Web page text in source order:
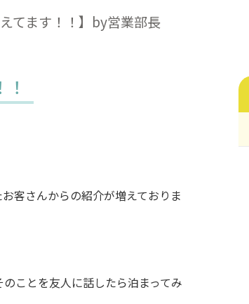
てます！！】by営業部長
客さんからの紹介が増えておりま
ことを友人に話したら泊まってみ